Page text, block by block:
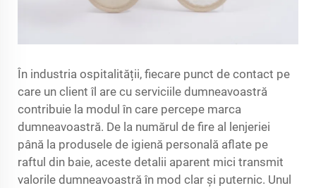
În industria ospitalității, fiecare punct de contact pe
care un client îl are cu serviciile dumneavoastră
contribuie la modul în care percepe marca
dumneavoastră. De la numărul de fire al lenjeriei
până la produsele de igienă personală aflate pe
raftul din baie, aceste detalii aparent mici transmit
valorile dumneavoastră în mod clar și puternic. Unul